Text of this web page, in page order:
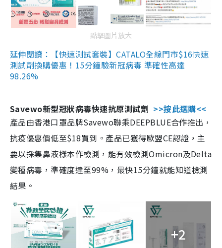
點擊圖片放大
延伸閱讀：【快速測試套裝】CATALO全線門市$16快速
測試劑換購優惠！15分鐘驗新冠病毒 準確性高達
98.26%
Savewo新型冠狀病毒快速抗原測試劑 >>按此選購<<
產品由香港口罩品牌Savewo聯乘DEEPBLUE合作推出，
抗疫優惠價低至$18買到。產品已獲得歐盟CE認證，主
要以採集鼻液樣本作檢測，能有效檢測Omicron及Delta
變種病毒，準確度達至99%，最快15分鐘就能知道檢測
結果。
+2